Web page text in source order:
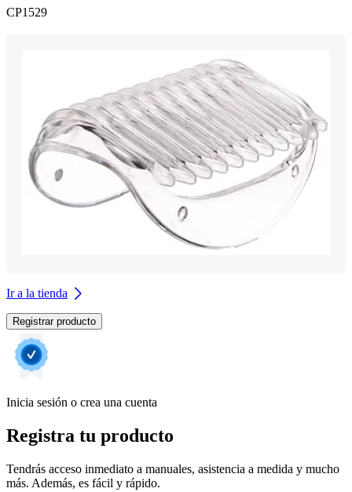
CP1529
Ir a la tienda
Registrar producto
Inicia sesión o crea una cuenta
Registra tu producto
Tendrás acceso inmediato a manuales, asistencia a medida y mucho
más. Además, es fácil y rápido.